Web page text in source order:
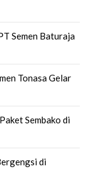
Semen Baturaja
Tonasa Gelar
Sembako di
di